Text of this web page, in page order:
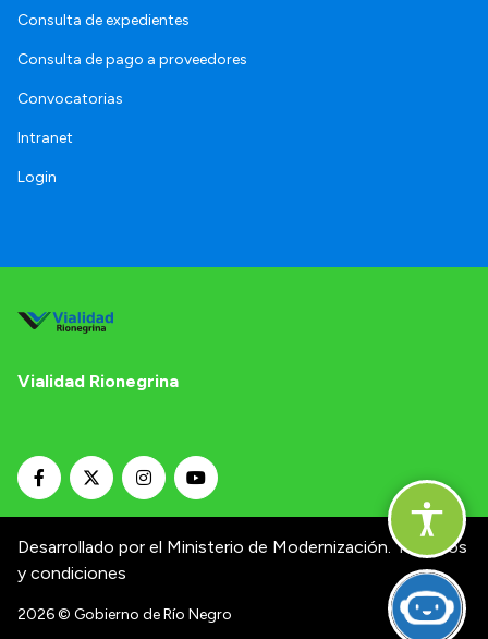
Consulta de expedientes
Consulta de pago a proveedores
Convocatorias
Intranet
Login
Vialidad Rionegrina
Desarrollado por el Ministerio de Modernización. Términos
y condiciones
2026© Gobierno de Río Negro